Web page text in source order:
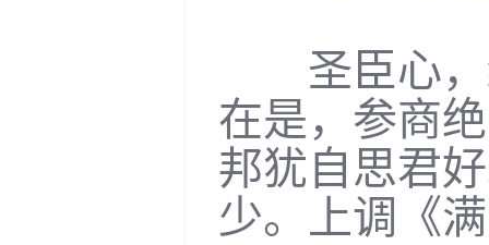
圣臣心，
在是，参商
邦犹自思君
少。上调《